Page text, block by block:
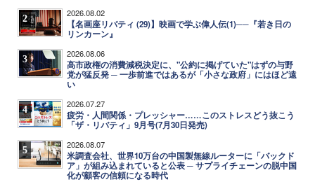
2 2026.08.02
【名画座リバティ (29)】映画で学ぶ偉人伝(1)──『若き日の
リンカーン』
3 2026.08.06
高市政権の消費減税決定に、"公約に掲げていた"はずの与野
党が猛反発 ─ 一歩前進ではあるが「小さな政府」にはほど遠
い
4 2026.07.27
疲労・人間関係・プレッシャー……このストレスどう抜こう
「ザ・リバティ」9月号(7月30日発売)
5 2026.08.07
米調査会社、世界10万台の中国製無線ルーターに「バックド
ア」が組み込まれていると公表 ─ サプライチェーンの脱中国
化が顧客の信頼になる時代